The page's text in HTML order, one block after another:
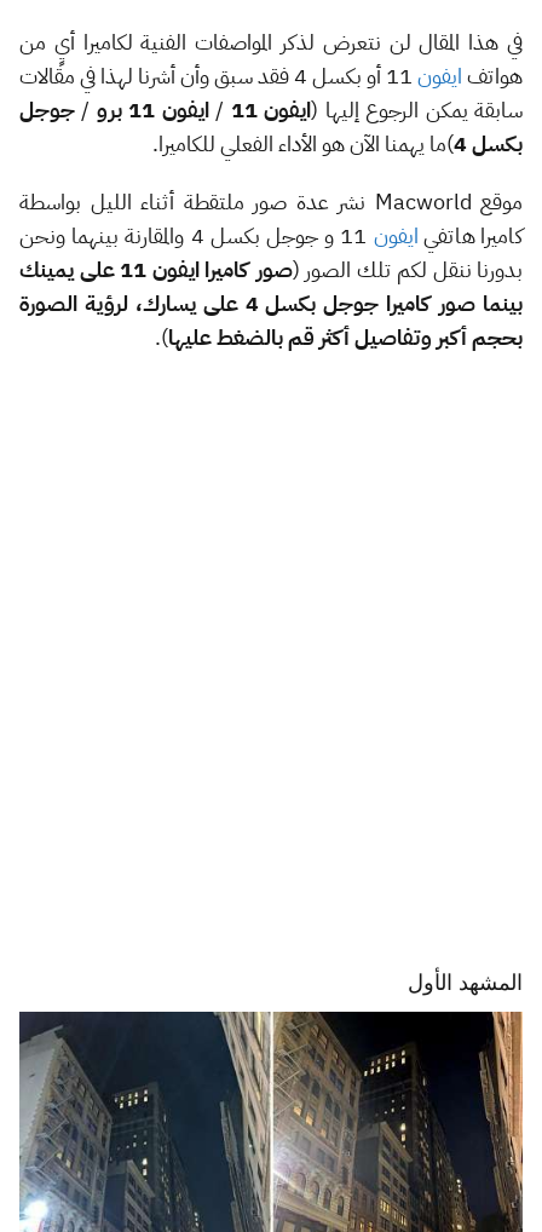
في هذا المقال لن نتعرض لذكر المواصفات الفنية لكاميرا أيٍ من
هواتفايفون
11 أو بكسل 4 فقد سبق وأن أشرنا لهذا في مقالات
سابقة يمكن الرجوع إليها (ايفون 11 /ايفون 11 برو /جوجل
بكسل 4 )ما يهمنا الآن هو الأداء الفعلي للكاميرا.
موقع Macworld نشر عدة صور ملتقطة أثناء الليل بواسطة
كاميرا هاتفيايفون
11 و جوجل بكسل 4 والمقارنة بينهما ونحن
بدورنا ننقل لكم تلك الصور (
صور كاميرا ايفون 11 على يمينك
بينما صور كاميرا جوجل بكسل 4 على يسارك، لرؤية الصورة
بحجم أكبر وتفاصيل أكثر قم بالضغط عليها).
المشهد الأول